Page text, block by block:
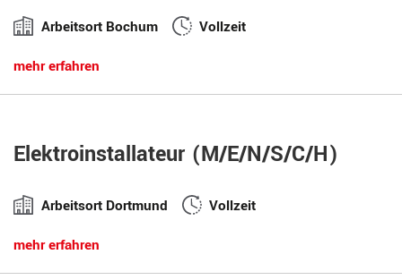
Arbeitsort Bochum
Vollzeit
mehr erfahren
Elektroinstallateur (M/E/N/S/C/H)
Arbeitsort Dortmund
Vollzeit
mehr erfahren